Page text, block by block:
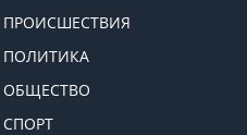
ПРОИСШЕСТВИЯ
ПОЛИТИКА
ОБЩЕСТВО
СПОРТ